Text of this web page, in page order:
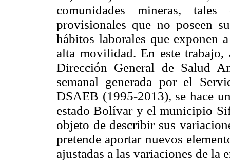
comunidades mineras,
provisionales que no poseen
hábitos laborales que exponen
alta movilidad. En este
Dirección General de Salud
semanal generada por el
DSAEB (1995-2013), se hace
estado Bolívar y el municipio
objeto de describir sus
pretende aportar nuevos
ajustadas a las variaciones de la